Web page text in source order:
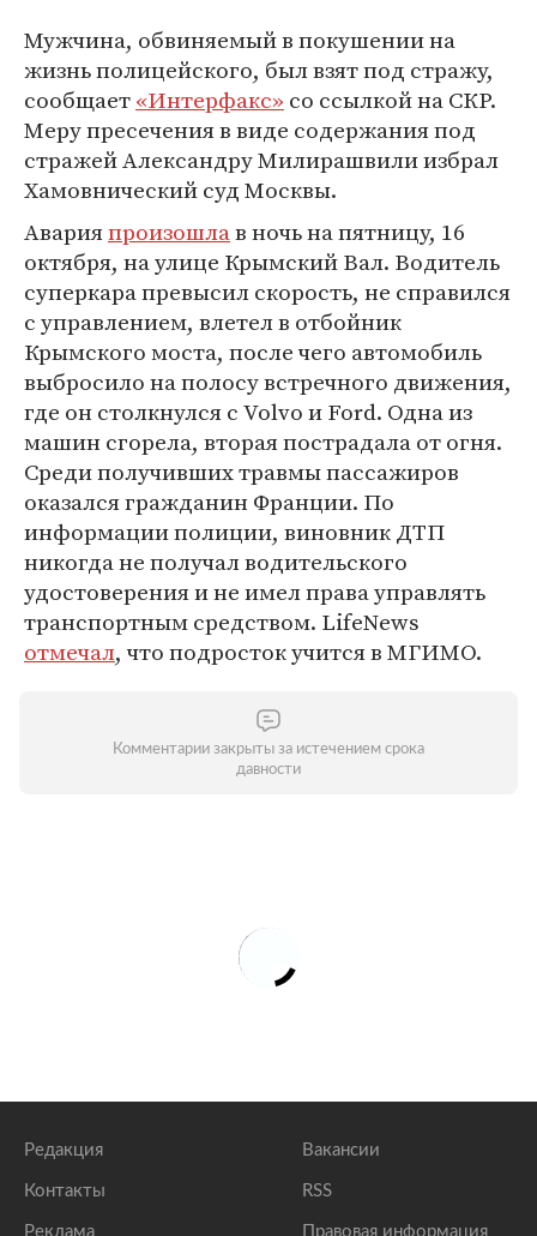
Мужчина, обвиняемый в покушении на
жизнь полицейского, был взят под стражу,
сообщает«Интерфакс» со ссылкой на СКР.
Меру пресечения в виде содержания под
стражей Александру Милирашвили избрал
Хамовнический суд Москвы.
Аварияпроизошлав ночь на пятницу, 16
октября, на улице Крымский Вал. Водитель
суперкара превысил скорость, не справился
с управлением, влетел в отбойник
Крымского моста, после чего автомобиль
выбросило на полосу встречного движения,
где он столкнулся с Volvo и Ford. Одна из
машин сгорела, вторая пострадала от огня.
Среди получивших травмы пассажиров
оказался гражданин Франции. По
информации полиции, виновник ДТП
никогда не получал водительского
удостоверения и не имел права управлять
транспортным средством. LifeNews
отмечал, что подросток учится в МГИМО.
Комментарии закрыты за истечением срока
давности
Редакция
Контакты
Реклама
Вакансии
RSS
Правовая информация